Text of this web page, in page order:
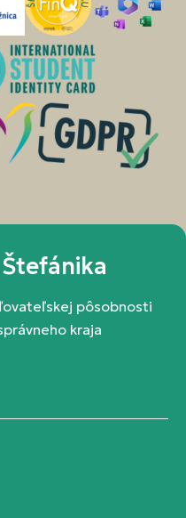
pôsobnosti
kraja